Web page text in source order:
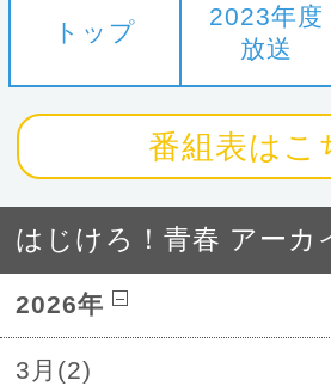
トップ
2023年度
放送
番組表はこ
はじけろ！青春 アーカ
2026年
3月(2)